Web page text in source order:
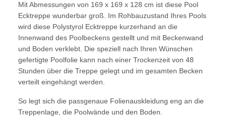
Mit Abmessungen von 169 x 169 x 128 cm ist diese Pool
Ecktreppe wunderbar groß. Im Rohbauzustand Ihres Pools
wird diese Polystyrol Ecktreppe kurzerhand an die
Innenwand des Poolbeckens gestellt und mit Beckenwand
und Boden verklebt. Die speziell nach Ihren Wünschen
gefertigte Poolfolie kann nach einer Trockenzeit von 48
Stunden über die Treppe gelegt und im gesamten Becken
verteilt eingehängt werden.
So legt sich die passgenaue Folienauskleidung eng an die
Treppenlage, die Poolwände und den Boden.